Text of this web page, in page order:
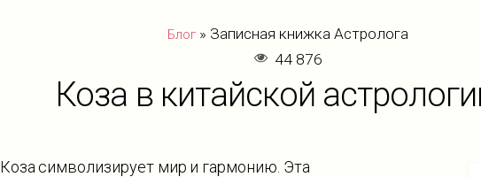
Блог » Записная книжка Астролога
44 876
Коза в китайской
Коза символизирует мир и гармонию. Эта